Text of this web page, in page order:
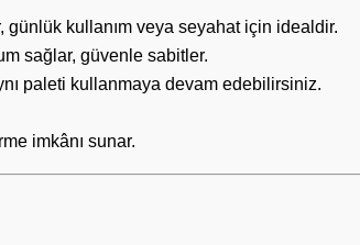
günlük kullanım veya seyahat için idealdir.
sağlar, güvenle sabitler.
paleti kullanmaya devam edebilirsiniz.
imkânı sunar.